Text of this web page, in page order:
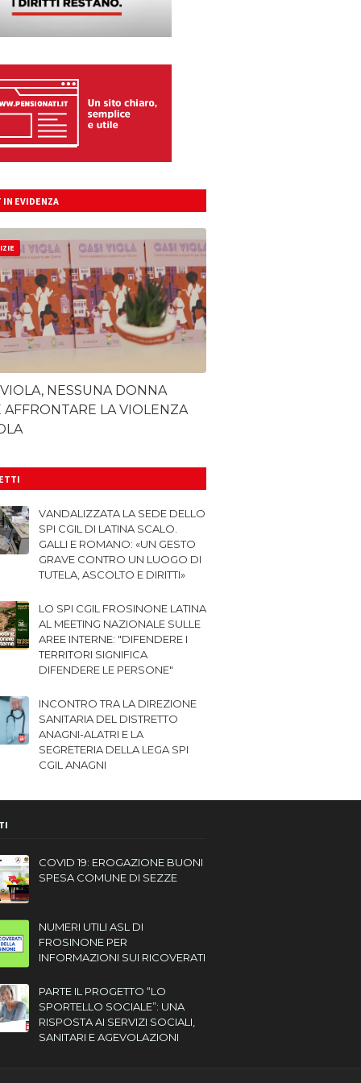
IN EVIDENZA
NESSUNA DONNA
AFFRONTARE LA VIOLENZA
VANDALIZZATA LA SEDE DELLO
SPI CGIL DI LATINA SCALO.
GALLI E ROMANO: «UN GESTO
GRAVE CONTRO UN LUOGO DI
TUTELA, ASCOLTO E DIRITTI»
LO SPI CGIL FROSINONE LATINA
AL MEETING NAZIONALE SULLE
AREE INTERNE: "DIFENDERE I
TERRITORI SIGNIFICA
DIFENDERE LE PERSONE"
INCONTRO TRA LA DIREZIONE
SANITARIA DEL DISTRETTO
ANAGNI-ALATRI E LA
SEGRETERIA DELLA LEGA SPI
CGIL ANAGNI
COVID 19: EROGAZIONE BUONI
SPESA COMUNE DI SEZZE
NUMERI UTILI ASL DI
FROSINONE PER
INFORMAZIONI SUI RICOVERATI
PARTE IL PROGETTO “LO
SPORTELLO SOCIALE”: UNA
RISPOSTA AI SERVIZI SOCIALI,
SANITARI E AGEVOLAZIONI